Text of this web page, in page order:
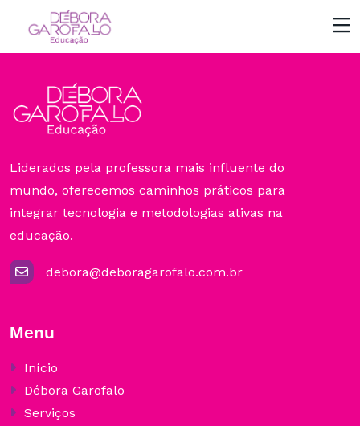
Liderados pela professora mais influente do
mundo, oferecemos caminhos práticos para
integrar tecnologia e metodologias ativas na
educação.
debora@deboragarofalo.com.br
Menu
Início
Débora Garofalo
Serviços